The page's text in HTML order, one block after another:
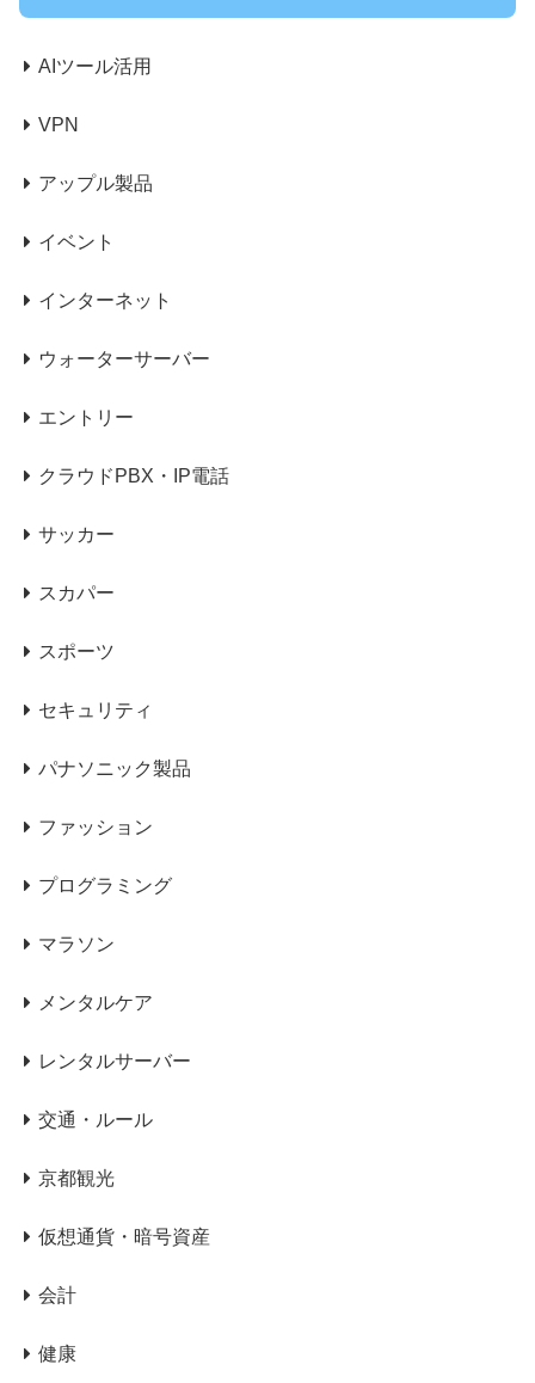
AIツール活用
VPN
アップル製品
イベント
インターネット
ウォーターサーバー
エントリー
クラウドPBX・IP電話
サッカー
スカパー
スポーツ
セキュリティ
パナソニック製品
ファッション
プログラミング
マラソン
メンタルケア
レンタルサーバー
交通・ルール
京都観光
仮想通貨・暗号資産
会計
健康